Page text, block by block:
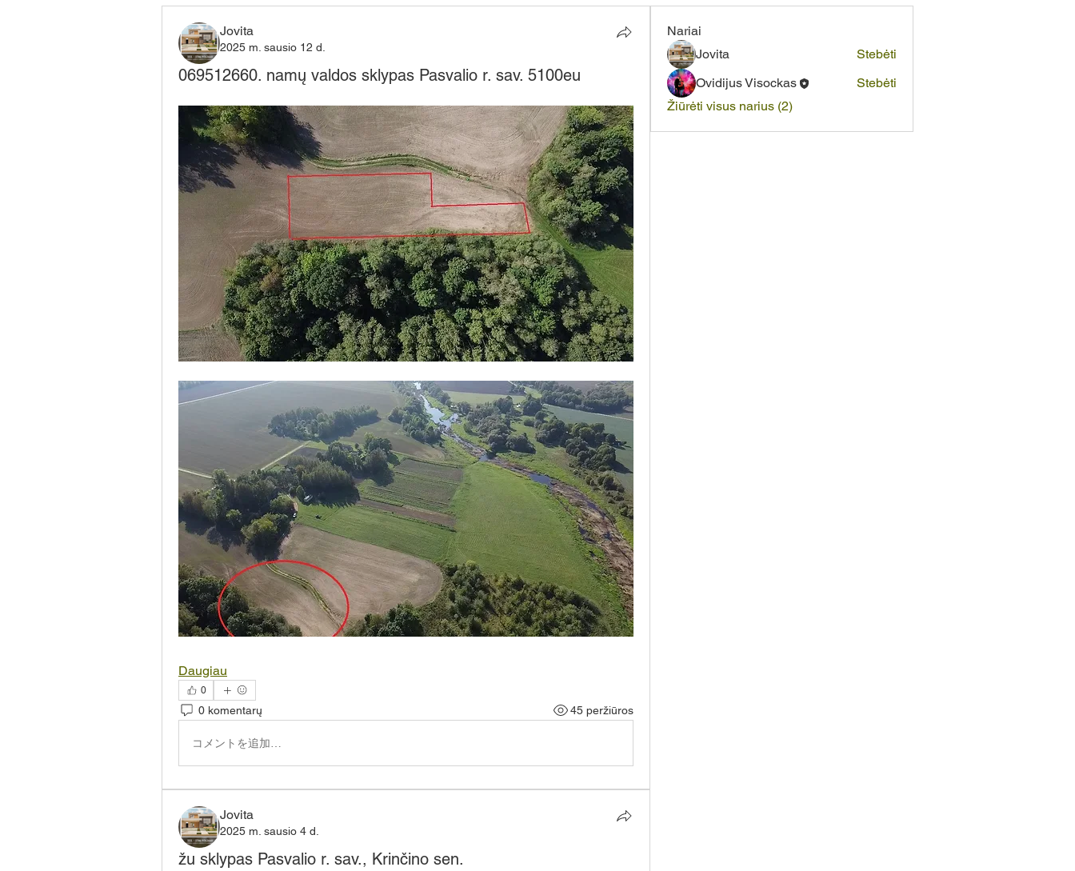
Jovita
2025 m. sausio 12 d.
069512660. namų valdos sklypas Pasvalio r. sav. 5100eu
Daugiau
0
0 komentarų 45 peržiūros
コメントを追加…
Jovita
2025 m. sausio 4 d.
žu sklypas Pasvalio r. sav., Krinčino sen.
Nariai
Jovita
Stebėti
Ovidijus Visockas
Stebėti
Žiūrėti visus narius (2)